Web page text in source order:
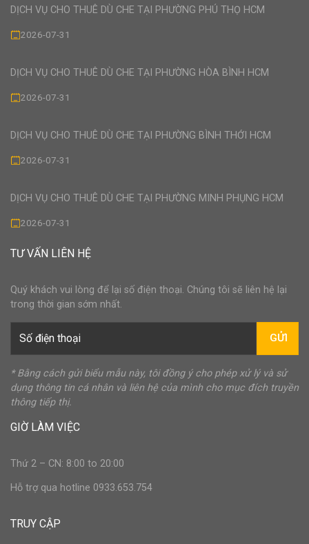
DỊCH VỤ CHO THUÊ DÙ CHE TẠI PHƯỜNG PHÚ THỌ HCM
2026-07-31
DỊCH VỤ CHO THUÊ DÙ CHE TẠI PHƯỜNG HÒA BÌNH HCM
2026-07-31
DỊCH VỤ CHO THUÊ DÙ CHE TẠI PHƯỜNG BÌNH THỚI HCM
2026-07-31
DỊCH VỤ CHO THUÊ DÙ CHE TẠI PHƯỜNG MINH PHỤNG HCM
2026-07-31
TƯ VẤN LIÊN HỆ
Quý khách vui lòng để lại số điện thoại. Chúng tôi sẽ liên hệ lại
trong thời gian sớm nhất.
GỬI
* Bằng cách gửi biểu mẫu này, tôi đồng ý cho phép xử lý và sử
dụng thông tin cá nhân và liên hệ của mình cho mục đích truyền
thông tiếp thị.
GIỜ LÀM VIỆC
Thứ 2 – CN: 8:00 to 20:00
Hỗ trợ qua hotline 0933.653.754
TRUY CẬP